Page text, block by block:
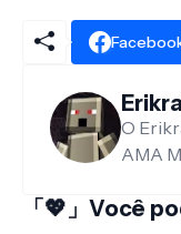
O
AMA
「💖」Você